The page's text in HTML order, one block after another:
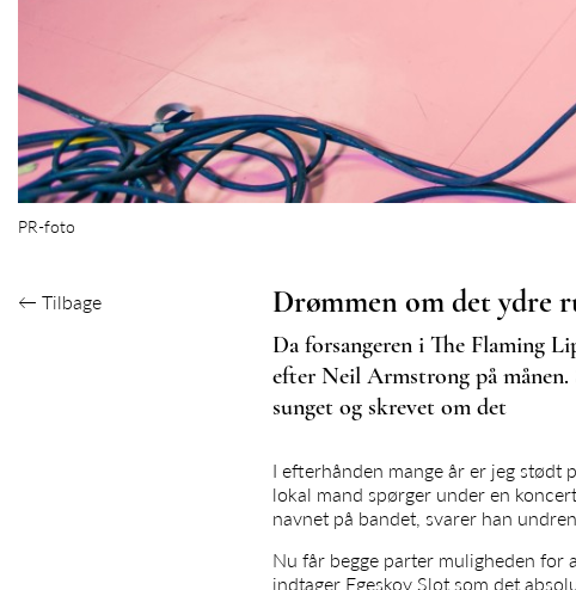
PR-foto
← Tilbage Drømmen om det ydre
Da forsangeren i The Flaming
efter Neil Armstrong på
sunget og skrevet om det
I efterhånden mange år er jeg stødt
lokal mand spørger under en
navnet på bandet, svarer han
Nu får begge parter muligheden for
indtager Egeskov Slot som det